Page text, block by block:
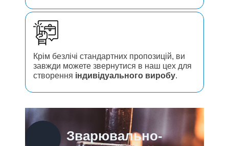
Крім безлічі стандартних пропозицій, ви
завжди можете звернутися в наш цех для
створення індивідуального виробу.
Зварювально-